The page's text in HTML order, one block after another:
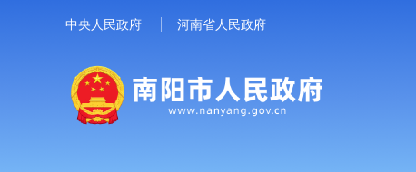
中央人民政府 河南省人民政府